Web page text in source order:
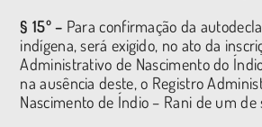
§ 15º – Para confirmação da
indígena, será exigido, no ato da
Administrativo de Nascimento do
na ausência deste, o Registro
Nascimento de Índio – Rani de um de